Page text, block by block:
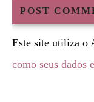
Este site utiliza o
como seus dados